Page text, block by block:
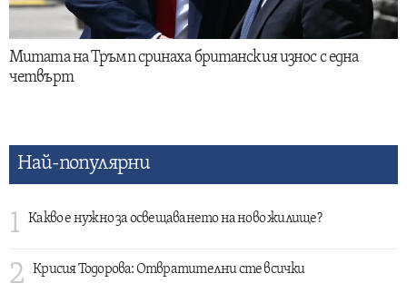
Митата на Тръмп сринаха британския износ с една
четвърт
Най-популярни
1 Какво е нужно за освещаването на ново жилище?
2 Крисия Тодорова: Отвратителни сте всички